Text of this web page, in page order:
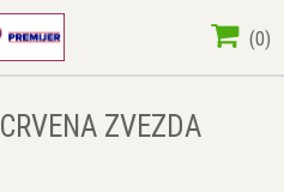
(0)
ZVEZDA